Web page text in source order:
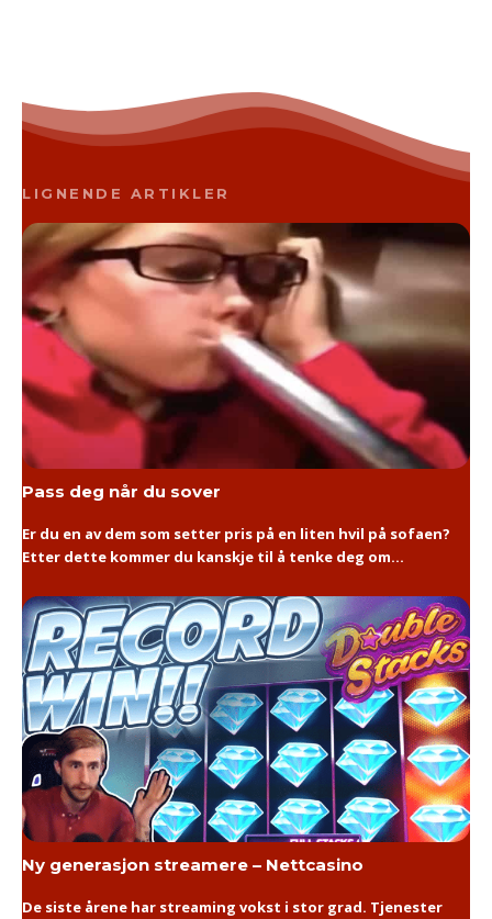
LIGNENDE ARTIKLER
Pass deg når du sover
Er du en av dem som setter pris på en liten hvil på sofaen?
Etter dette kommer du kanskje til å tenke deg om...
Ny generasjon streamere – Nettcasino
De siste årene har streaming vokst i stor grad. Tjenester